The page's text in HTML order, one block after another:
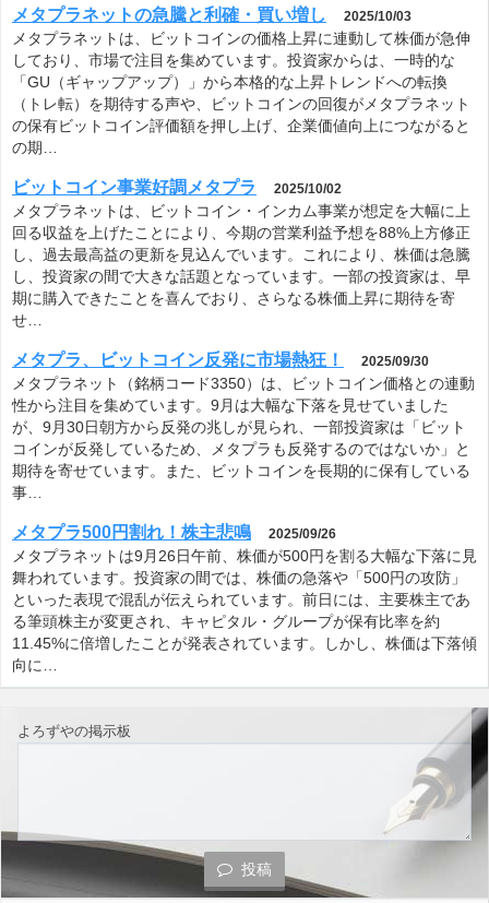
メタプラネットの急騰と利確・買い増し 2025/10/03
メタプラネットは、ビットコインの価格上昇に連動して株価が急伸
しており、市場で注目を集めています。投資家からは、一時的な
「GU（ギャップアップ）」から本格的な上昇トレンドへの転換
（トレ転）を期待する声や、ビットコインの回復がメタプラネット
の保有ビットコイン評価額を押し上げ、企業価値向上につながると
の期…
ビットコイン事業好調メタプラ 2025/10/02
メタプラネットは、ビットコイン・インカム事業が想定を大幅に上
回る収益を上げたことにより、今期の営業利益予想を88%上方修正
し、過去最高益の更新を見込んでいます。これにより、株価は急騰
し、投資家の間で大きな話題となっています。一部の投資家は、早
期に購入できたことを喜んでおり、さらなる株価上昇に期待を寄
せ…
メタプラ、ビットコイン反発に市場熱狂！ 2025/09/30
メタプラネット（銘柄コード3350）は、ビットコイン価格との連動
性から注目を集めています。9月は大幅な下落を見せていました
が、9月30日朝方から反発の兆しが見られ、一部投資家は「ビット
コインが反発しているため、メタプラも反発するのではないか」と
期待を寄せています。また、ビットコインを長期的に保有している
事…
メタプラ500円割れ！株主悲鳴 2025/09/26
メタプラネットは9月26日午前、株価が500円を割る大幅な下落に見
舞われています。投資家の間では、株価の急落や「500円の攻防」
といった表現で混乱が伝えられています。前日には、主要株主であ
る筆頭株主が変更され、キャピタル・グループが保有比率を約
11.45%に倍増したことが発表されています。しかし、株価は下落傾
向に…
よろずやの掲示板
投稿